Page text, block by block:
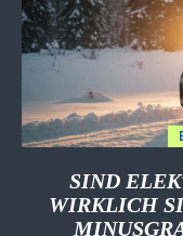
SIND
WIRKLICH